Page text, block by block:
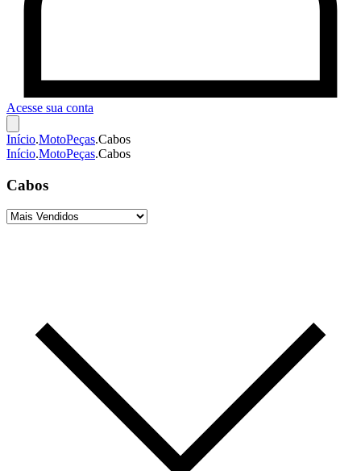
Acesse sua conta
Início.MotoPeças.Cabos
Início.MotoPeças.Cabos
Cabos